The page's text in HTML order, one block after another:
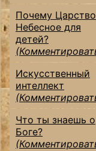
Почему Царство
Небесное для
детей?
Искусственный
интеллект
Что ты знаешь о
Боге?